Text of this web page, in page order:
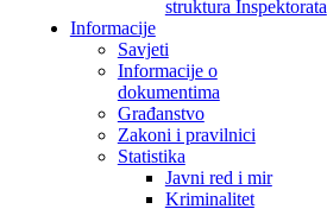
struktura Inspektorata
Informacije
Savjeti
Informacije o
dokumentima
Građanstvo
Zakoni i pravilnici
Statistika
Javni red i mir
Kriminalitet